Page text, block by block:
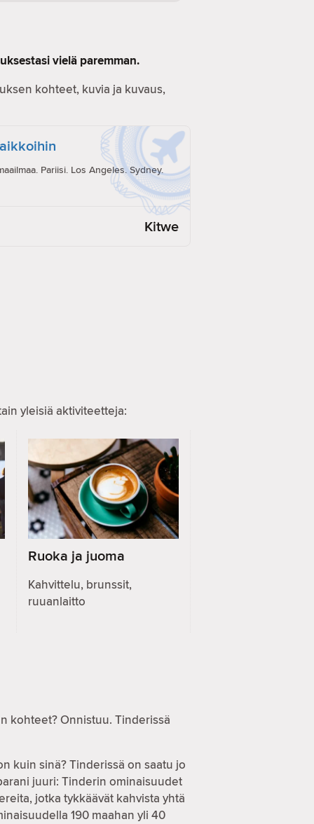
vielä paremman.
kohteet, kuvia ja kuvaus,
Pariisi. Los Angeles. Sydney.
Kitwe
yleisiä aktiviteetteja:
Ruoka ja juoma
Kahvittelu, brunssit,
ruuanlaitto
kohteet? Onnistuu. Tinderissä
kuin sinä? Tinderissä on saatu jo
juuri: Tinderin ominaisuudet
jotka tykkäävät kahvista yhtä
190 maahan yli 40